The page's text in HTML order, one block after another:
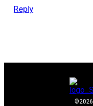
Reply
©2026